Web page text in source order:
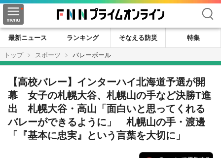
検索
最新ニュース ランキング そなえる防災
特集
トップ
スポーツ バレーボール
【高校バレー】インターハイ北海道予選が開
幕 女子の札幌大谷、札幌山の手など決勝T進
出 札幌大谷・高山「面白いと思ってくれる
バレーができるように」 札幌山の手・渡邊
「『基本に忠実』という言葉を大切に」